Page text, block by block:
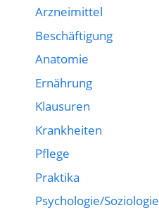
Arzneimittel
Beschäftigung
Anatomie
Ernährung
Klausuren
Krankheiten
Pflege
Praktika
Psychologie/Soziologie